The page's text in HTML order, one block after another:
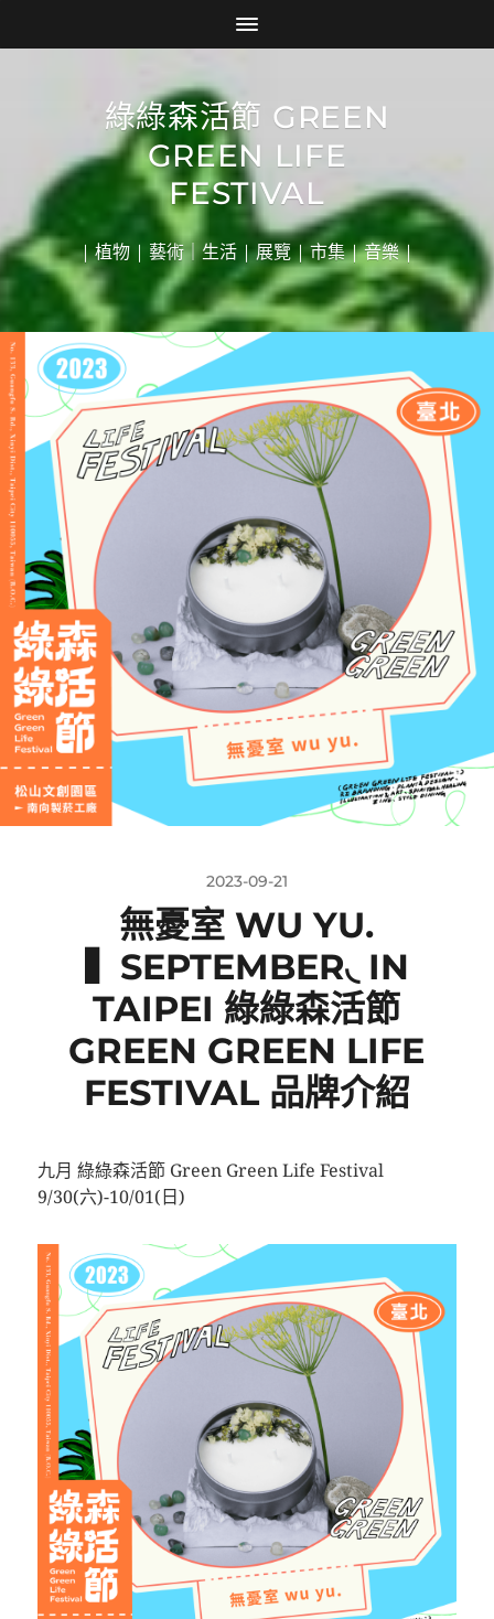
綠綠森活節 GREEN
GREEN LIFE
FESTIVAL
| 植物 | 藝術｜生活 | 展覽 | 市集 | 音樂 |
2023-09-21
無憂室 WU YU.
▍SEPTEMBER◟ IN
TAIPEI 綠綠森活節
GREEN GREEN LIFE
FESTIVAL 品牌介紹
九月 綠綠森活節 Green Green Life Festival
9/30(六)-10/01(日)